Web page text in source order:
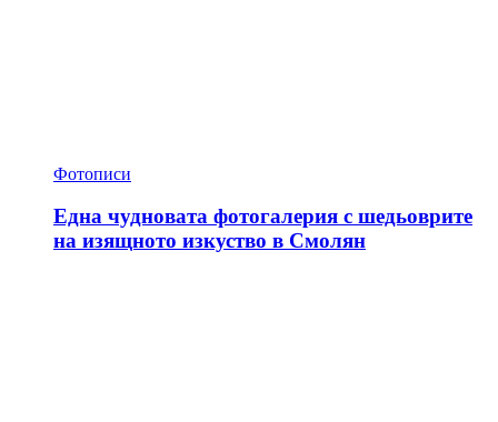
Фотописи
Една чудновата фотогалерия с шедьоврите
на изящното изкуство в Смолян